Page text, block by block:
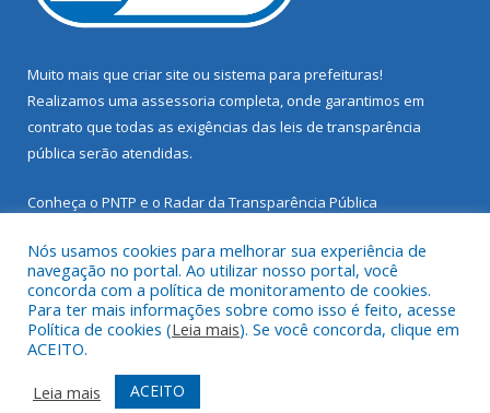
Muito mais que criar site ou sistema para prefeituras!
Realizamos uma assessoria completa, onde garantimos em
contrato que todas as exigências das leis de transparência
pública serão atendidas.
Conheça o PNTP e o Radar da Transparência Pública
Todos os direitos reservados a Prefeitura Municipal de Santarém
Novo.
Mapa do Site
Acessar Área Administrativa
Nós usamos cookies para melhorar sua experiência de
navegação no portal. Ao utilizar nosso portal, você
concorda com a política de monitoramento de cookies.
Para ter mais informações sobre como isso é feito, acesse
Política de cookies (Leia mais). Se você concorda, clique em
ACEITO.
Leia mais
ACEITO